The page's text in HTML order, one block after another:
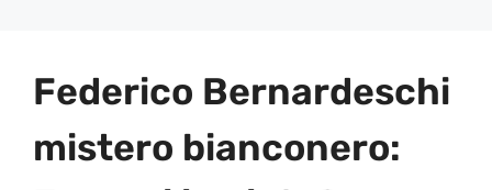
Federico Bernardeschi
mistero bianconero: